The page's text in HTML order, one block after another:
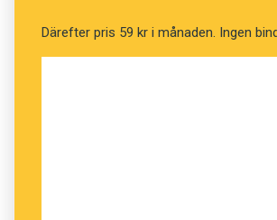
Därefter pris 59 kr i månaden. Ingen